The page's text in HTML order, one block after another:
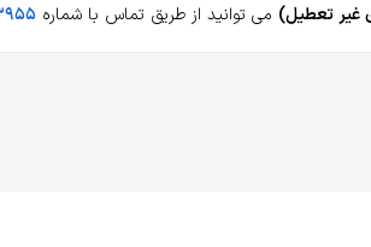
می توانید از طریق تماس با شماره